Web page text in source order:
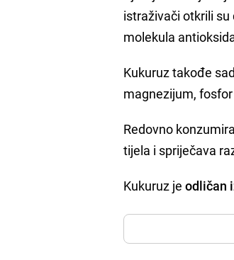
istraživači otkrili su
molekula
Kukuruz takođe
magnezijum,
Redovno
tijela i spriječava
Kukuruz je odličan